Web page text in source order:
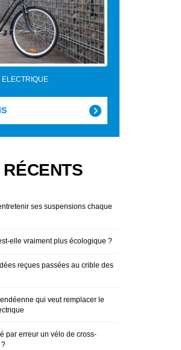
ELECTRIQUE
ses suspensions chaque
elle vraiment plus écologique ?
reçues passées au crible des
qui veut remplacer le
par erreur un vélo de cross-
?